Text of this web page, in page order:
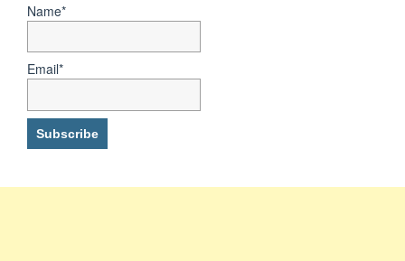
Name*
Email*